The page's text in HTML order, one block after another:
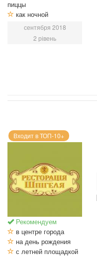
пиццы
как ночной
сентября 2018
2 рівень
Входит в ТОП-10+
Рекомендуем
в центре города
на день рождения
с летней площадкой